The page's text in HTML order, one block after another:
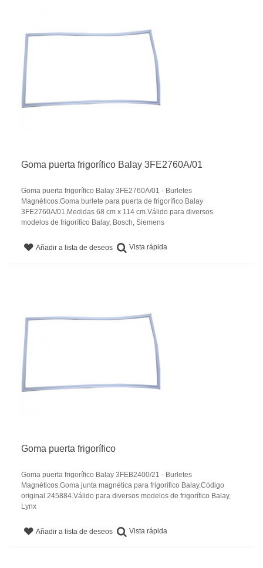
Goma puerta frigorífico Balay 3FE2760A/01
Goma puerta frigorífico Balay 3FE2760A/01 - Burletes
Magnéticos.Goma burlete para puerta de frigorífico Balay
3FE2760A/01.Medidas 68 cm x 114 cm.Válido para diversos
modelos de frigorífico Balay, Bosch, Siemens
Añadir a lista de deseos Vista rápida
Goma puerta frigorífico
Goma puerta frigorífico Balay 3FEB2400/21 - Burletes
Magnéticos.Goma junta magnética para frigorífico Balay.Código
original 245884.Válido para diversos modelos de frigorífico Balay,
Lynx
Añadir a lista de deseos Vista rápida